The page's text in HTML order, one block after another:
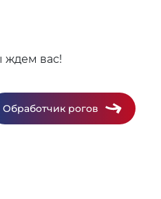
ждем вас!
Обработчик рогов